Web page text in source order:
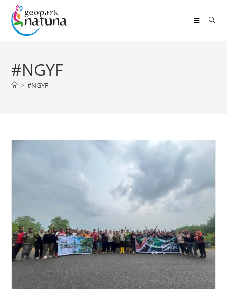
#NGYF
> #NGYF